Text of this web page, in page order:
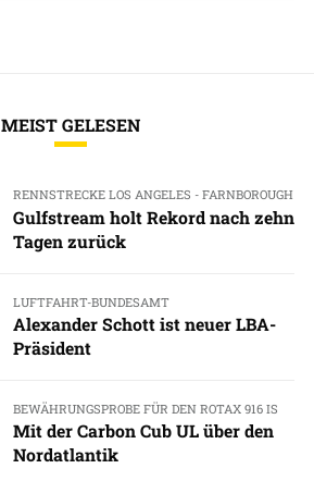
MEIST GELESEN
RENNSTRECKE LOS ANGELES - FARNBOROUGH
Gulfstream holt Rekord nach zehn
Tagen zurück
LUFTFAHRT-BUNDESAMT
Alexander Schott ist neuer LBA-
Präsident
BEWÄHRUNGSPROBE FÜR DEN ROTAX 916 IS
Mit der Carbon Cub UL über den
Nordatlantik